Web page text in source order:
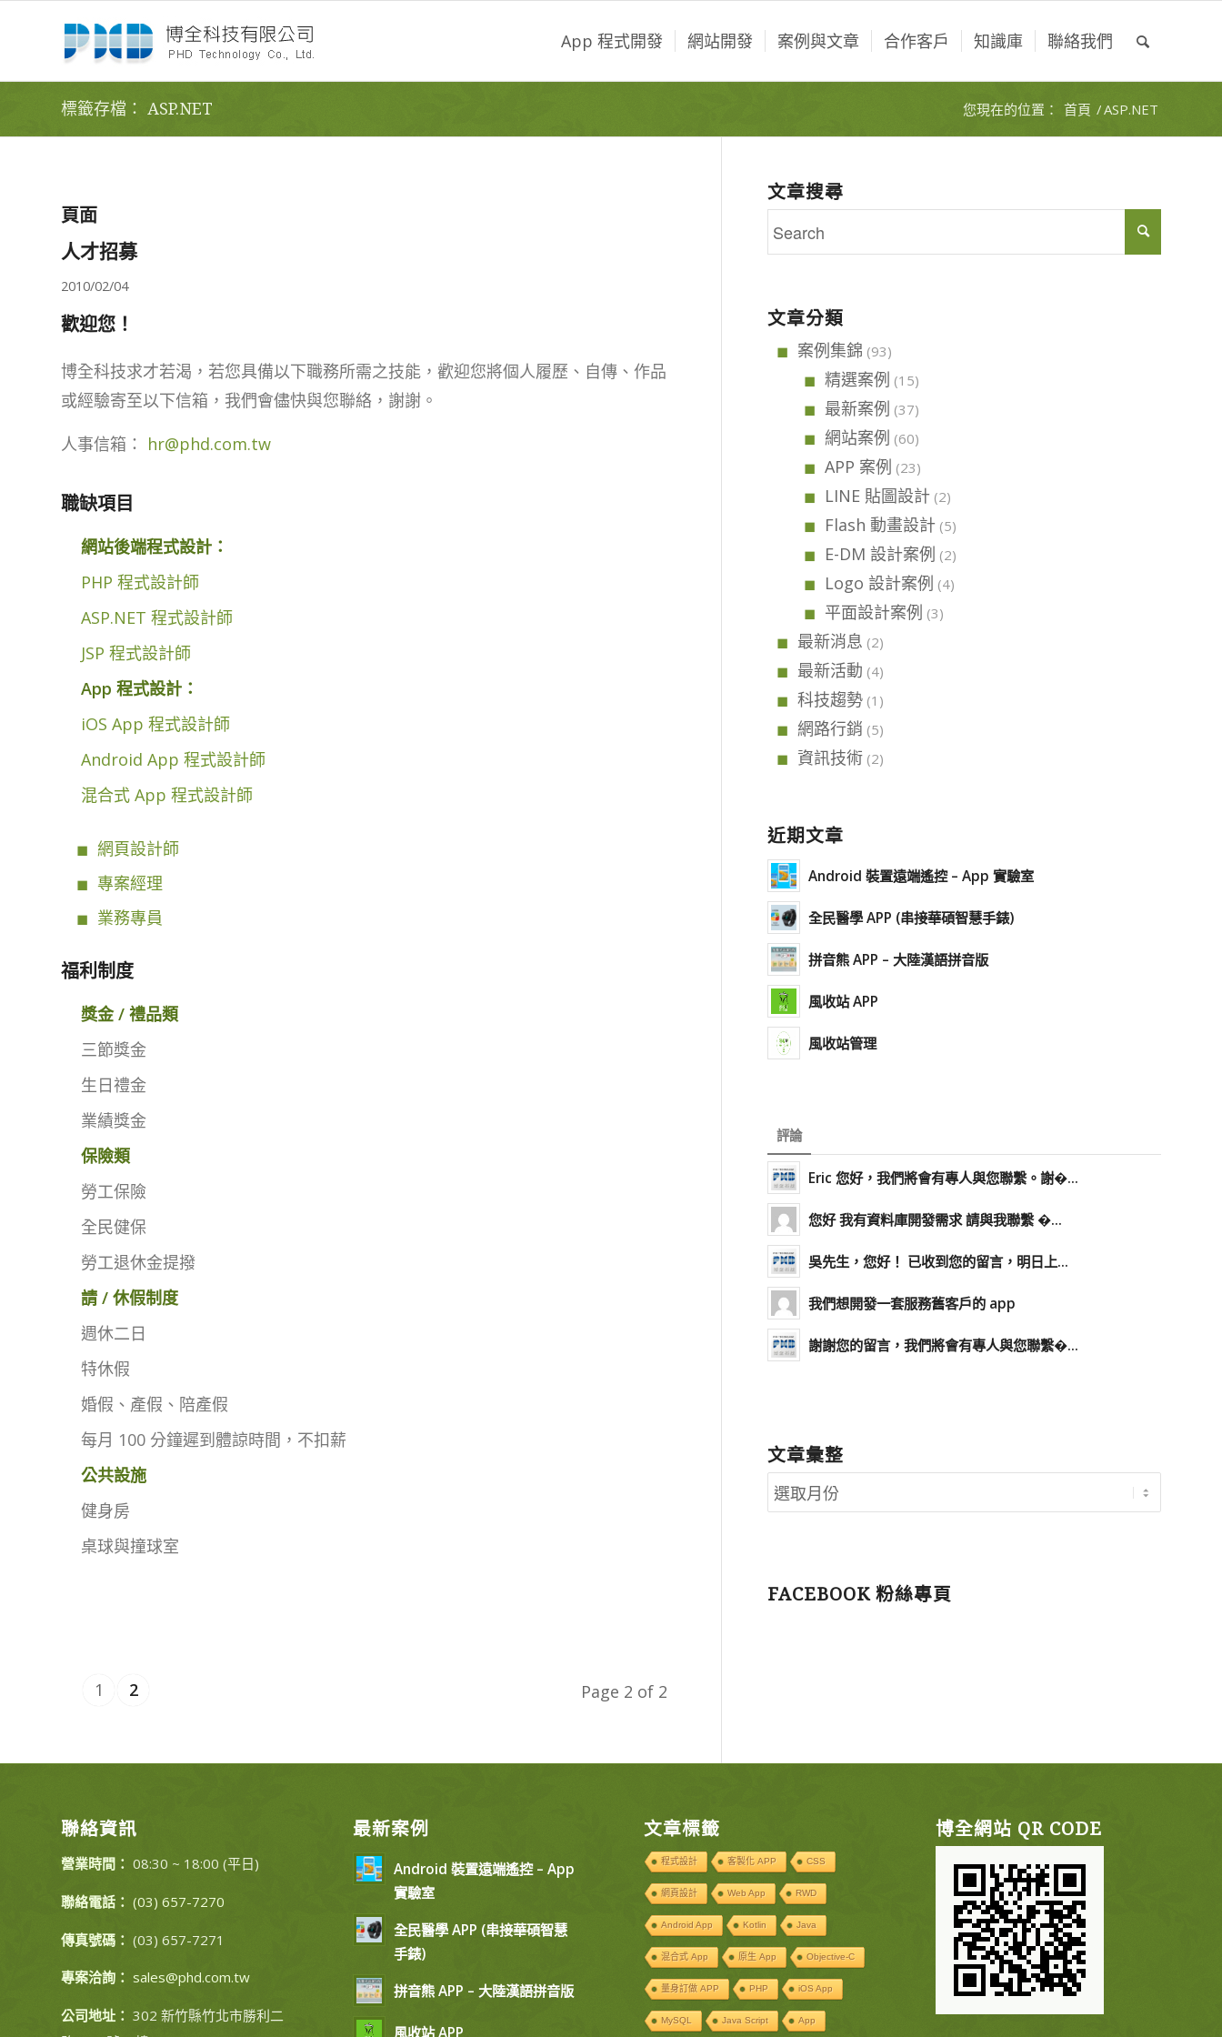
App 程式開發 網站開發 案例與文章 合作客戶 知識庫 聯絡我們
標籤存檔： ASP.NET 您現在的位置： 首頁 /ASP.NET
頁面
人才招募
2010/02/04
歡迎您！
博全科技求才若渴，若您具備以下職務所需之技能，歡迎您將個人履歷、自傳、作品
或經驗寄至以下信箱，我們會儘快與您聯絡，謝謝。
人事信箱： hr@phd.com.tw
職缺項目
網站後端程式設計：
PHP 程式設計師
ASP.NET 程式設計師
JSP 程式設計師
App 程式設計：
iOS App 程式設計師
Android App 程式設計師
混合式 App 程式設計師
網頁設計師
專案經理
業務專員
福利制度
獎金 / 禮品類
三節獎金
生日禮金
業績獎金
保險類
勞工保險
全民健保
勞工退休金提撥
請 / 休假制度
週休二日
特休假
婚假、產假、陪產假
每月 100 分鐘遲到體諒時間，不扣薪
公共設施
健身房
桌球與撞球室
Page 2 of 2
1 2
文章搜尋
文章分類
案例集錦 (93)
精選案例 (15)
最新案例 (37)
網站案例 (60)
APP 案例 (23)
LINE 貼圖設計 (2)
Flash 動畫設計 (5)
E-DM 設計案例 (2)
Logo 設計案例 (4)
平面設計案例 (3)
最新消息 (2)
最新活動 (4)
科技趨勢 (1)
網路行銷 (5)
資訊技術 (2)
近期文章
Android 裝置遠端遙控 – App 實驗室
全民醫學 APP (串接華碩智慧手錶)
拼音熊 APP – 大陸漢語拼音版
風收站 APP
風收站管理
評論
Eric 您好，我們將會有專人與您聯繫。謝�...
您好 我有資料庫開發需求 請與我聯繫 �...
吳先生，您好！ 已收到您的留言，明日上...
我們想開發一套服務舊客戶的 app
謝謝您的留言，我們將會有專人與您聯繫�...
文章彙整
FACEBOOK 粉絲專頁
聯絡資訊
營業時間： 08:30 ~ 18:00 (平日)
聯絡電話： (03) 657-7270
傳真號碼： (03) 657-7271
專案洽詢： sales@phd.com.tw
公司地址： 302 新竹縣竹北市勝利二
最新案例
Android 裝置遠端遙控 – App
實驗室
全民醫學 APP (串接華碩智慧
手錶)
拼音熊 APP – 大陸漢語拼音版
風收站 APP
文章標籤
程式設計 客製化 APP CSS
網頁設計 Web App RWD
Android App Kotlin Java
混合式 App 原生 App Objective-C
量身訂做 APP PHP iOS App
MySQL Java Script App
博全網站 QR CODE